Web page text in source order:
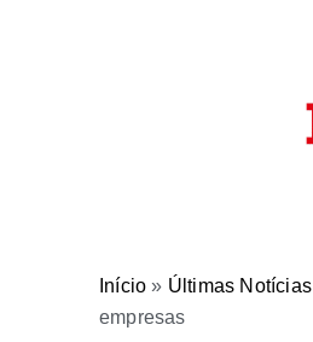
Início » Últimas Notícias
empresas